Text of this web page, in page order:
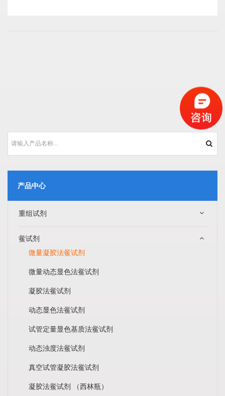
产品中心
重组试剂
鲎试剂
微量凝胶法鲎试剂
微量动态显色法鲎试剂
凝胶法鲎试剂
动态显色法鲎试剂
试管定量显色基质法鲎试剂
动态浊度法鲎试剂
真空试管凝胶法鲎试剂
凝胶法鲎试剂 （西林瓶）